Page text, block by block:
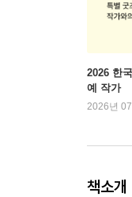
2026 한
예 작가
2026년
책소개